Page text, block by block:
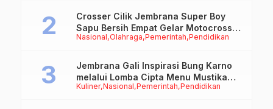
Nasional Olahraga Pemerintah Pendidikan
Crosser Cilik Jembrana Super Boy
Sapu Bersih Empat Gelar Motocross
50cc
Kuliner Nasional Pemerintah Pendidikan
Jembrana Gali Inspirasi Bung Karno
melalui Lomba Cipta Menu Mustika
Rasa